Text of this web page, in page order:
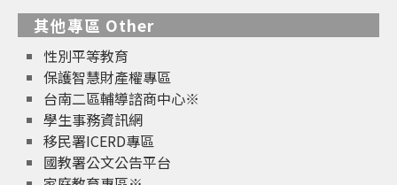
其他專區 Other
性別平等教育
保護智慧財產權專區
台南二區輔導諮商中心※
學生事務資訊網
移民署ICERD專區
國教署公文公告平台